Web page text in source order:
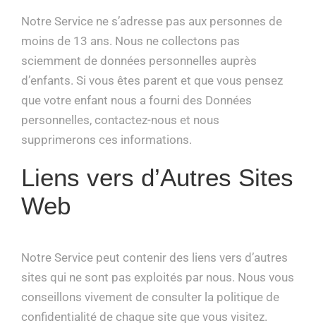
Notre Service ne s’adresse pas aux personnes de
moins de 13 ans. Nous ne collectons pas
sciemment de données personnelles auprès
d’enfants. Si vous êtes parent et que vous pensez
que votre enfant nous a fourni des Données
personnelles, contactez-nous et nous
supprimerons ces informations.
Liens vers d’Autres Sites
Web
Notre Service peut contenir des liens vers d’autres
sites qui ne sont pas exploités par nous. Nous vous
conseillons vivement de consulter la politique de
confidentialité de chaque site que vous visitez.